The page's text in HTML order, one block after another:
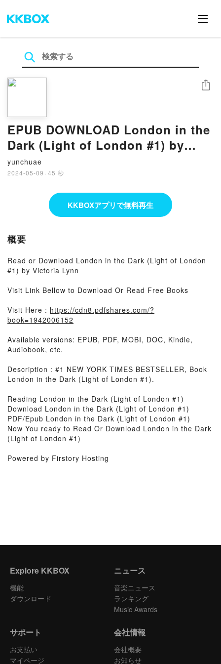
EPUB DOWNLOAD London in the
Dark (Light of London #1) by
yunchuae
2024-05-09 · 45 秒
シェア
KKBOXアプリで無料再生
概要
Read or Download London in the Dark (Light of London
#1) by Victoria Lynn
Visit Link Bellow to Download Or Read Free Books
Visit Here : https://cdn8.pdfshares.com/?
book=1942006152
Available versions: EPUB, PDF, MOBI, DOC, Kindle,
Audiobook, etc.
Description : #1 NEW YORK TIMES BESTSELLER, Book
London in the Dark (Light of London #1).
Reading London in the Dark (Light of London #1)
Download London in the Dark (Light of London #1)
PDF/Epub London in the Dark (Light of London #1)
Now You ready to Read Or Download London in the Dark
(Light of London #1)
Powered by Firstory Hosting
Explore KKBOX
機能
ダウンロード
ニュース
音楽ニュース
ランキング
Music Awards
サポート
お支払い
マイページ
会社情報
会社概要
お知らせ